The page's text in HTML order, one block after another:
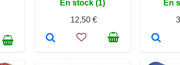
En stock (1)
12,50 €
En